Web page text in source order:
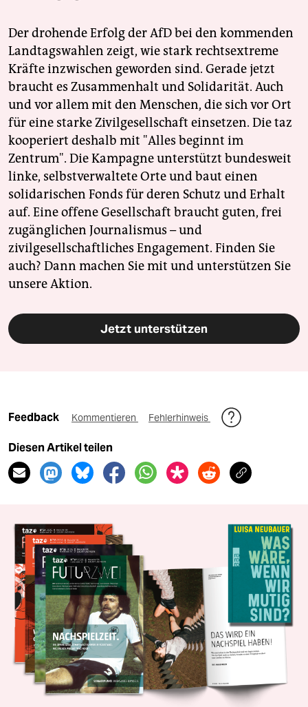
Der drohende Erfolg der AfD bei den kommenden
Landtagswahlen zeigt, wie stark rechtsextreme
Kräfte inzwischen geworden sind. Gerade jetzt
braucht es Zusammenhalt und Solidarität. Auch
und vor allem mit den Menschen, die sich vor Ort
für eine starke Zivilgesellschaft einsetzen. Die taz
kooperiert deshalb mit "Alles beginnt im
Zentrum". Die Kampagne unterstützt bundesweit
linke, selbstverwaltete Orte und baut einen
solidarischen Fonds für deren Schutz und Erhalt
auf. Eine offene Gesellschaft braucht guten, frei
zugänglichen Journalismus – und
zivilgesellschaftliches Engagement. Finden Sie
auch? Dann machen Sie mit und unterstützen Sie
unsere Aktion.
Jetzt unterstützen
Feedback Kommentieren Fehlerhinweis
Diesen Artikel teilen